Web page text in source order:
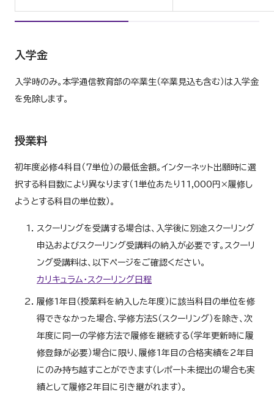
入学金
入学時のみ。本学通信教育部の卒業生（卒業見込も含む）は入学金
を免除します。
授業料
初年度必修4科目（7単位）の最低金額。インターネット出願時に選
択する科目数により異なります（1単位あたり11,000円×履修し
ようとする科目の単位数）。
スクーリングを受講する場合は、入学後に別途スクーリング
申込およびスクーリング受講料の納入が必要です。スクーリ
ング受講料は、以下ページをご確認ください。
カリキュラム・スクーリング日程
履修1年目（授業料を納入した年度）に該当科目の単位を修
得できなかった場合、学修方法S（スクーリング）を除き、次
年度に同一の学修方法で履修を継続する（学年更新時に履
修登録が必要）場合に限り、履修1年目の合格実績を2年目
にのみ持ち越すことができます（レポート未提出の場合も実
績として履修2年目に引き継がれます）。